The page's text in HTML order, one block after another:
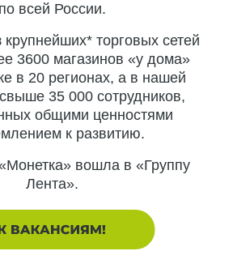
по всей России.
торговых сетей
3600 магазинов «у дома»
в 20 регионах, а в нашей
35 000 сотрудников,
общими ценностями
к развитию.
вошла в «Группу
Лента».